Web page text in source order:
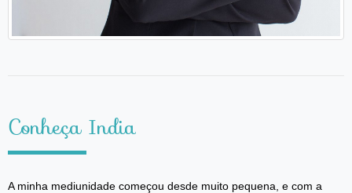
Conheça India
A minha mediunidade começou desde muito pequena, e com a